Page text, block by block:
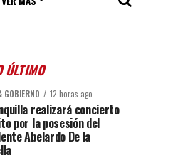
ÚLTIMO
GOBIERNO 12 horas ago
realizará concierto
por la posesión del
Abelardo De la